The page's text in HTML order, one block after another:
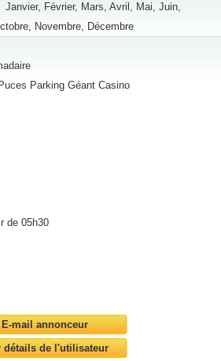
Janvier, Février, Mars, Avril, Mai, Juin,
Novembre, Décembre
Parking Géant Casino
de 05h30
E-mail annonceur
détails de l'utilisateur